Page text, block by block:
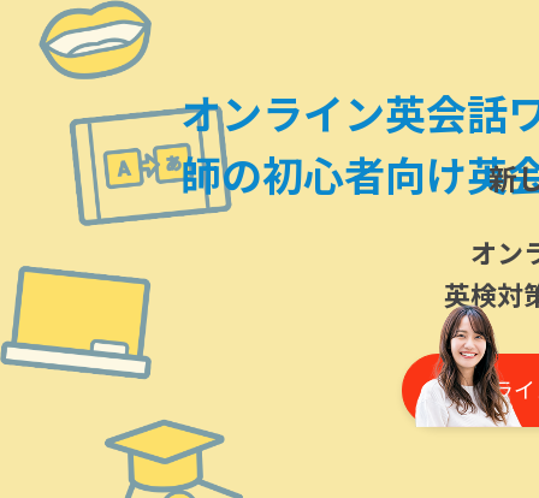
オンライン英会話
師の初心者向け英
新
オン
英検対
オンラ